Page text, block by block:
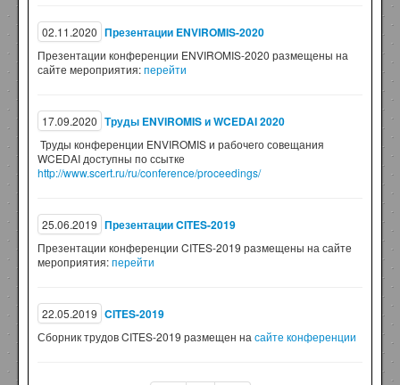
02.11.2020 Презентации ENVIROMIS-2020
Презентации конференции ENVIROMIS-2020 размещены на
сайте мероприятия:перейти
17.09.2020 Труды ENVIROMIS и WCEDAI 2020
Труды конференции ENVIROMIS и рабочего совещания
WCEDAI доступны по ссытке
http://www.scert.ru/ru/conference/proceedings/
25.06.2019 Презентации CITES-2019
Презентации конференции CITES-2019 размещены на сайте
мероприятия:перейти
22.05.2019 CITES-2019
Сборник трудов CITES-2019 размещен на сайте конференции